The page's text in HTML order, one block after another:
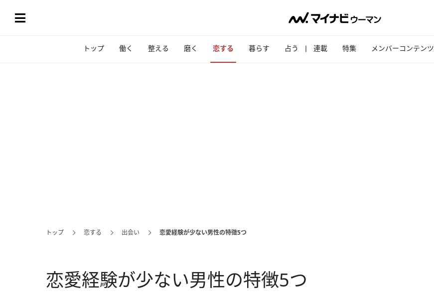
トップ 働く 整える 磨く 恋する 暮らす 占う 連載 特集 メンバーコンテンツ
トップ 恋する 出会い 恋愛経験が少ない男性の特徴5つ
恋愛経験が少ない男性の特徴5つ